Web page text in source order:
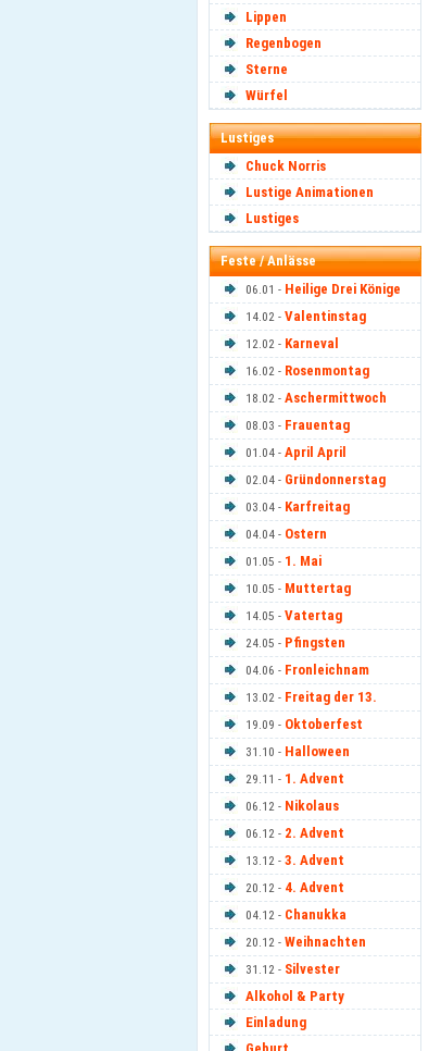
Lippen
Regenbogen
Sterne
Würfel
Lustiges
Chuck Norris
Lustige Animationen
Lustiges
Feste / Anlässe
06.01 - Heilige Drei Könige
14.02 - Valentinstag
12.02 - Karneval
16.02 - Rosenmontag
18.02 - Aschermittwoch
08.03 - Frauentag
01.04 - April April
02.04 - Gründonnerstag
03.04 - Karfreitag
04.04 - Ostern
01.05 - 1. Mai
10.05 - Muttertag
14.05 - Vatertag
24.05 - Pfingsten
04.06 - Fronleichnam
13.02 - Freitag der 13.
19.09 - Oktoberfest
31.10 - Halloween
29.11 - 1. Advent
06.12 - Nikolaus
06.12 - 2. Advent
13.12 - 3. Advent
20.12 - 4. Advent
04.12 - Chanukka
20.12 - Weihnachten
31.12 - Silvester
Alkohol & Party
Einladung